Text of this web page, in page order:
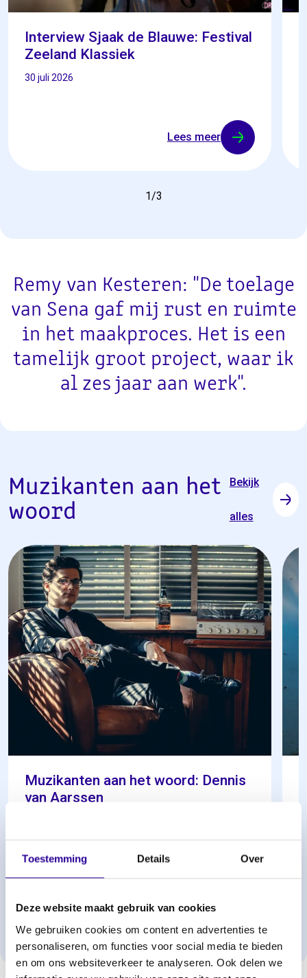
Toestemming Details Over
Deze website maakt gebruik van cookies
We gebruiken cookies om content en advertenties te
personaliseren, om functies voor social media te bieden
en om ons websiteverkeer te analyseren. Ook delen we
Interview Sjaak de Blauwe: Festival
Zeeland Klassiek
30 juli 2026
Lees meer
1/3
Remy van Kesteren: "De toelage
van Sena gaf mij rust en ruimte
in het maakproces. Het is een
tamelijk groot project, waar ik
al zes jaar aan werk".
Muzikanten aan het
woord
Bekijk
alles
Muzikanten aan het woord: Dennis
van Aarssen
Lees meer